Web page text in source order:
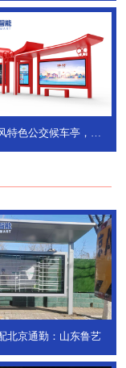
特色公交候车亭，承
北京通勤：山东鲁艺